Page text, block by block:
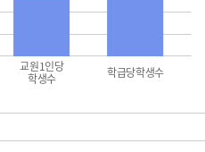
교원1인당
학생수 학급당학생수